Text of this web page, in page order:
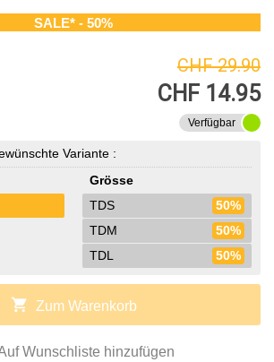
SALE* - 50%
CHF 29.90
CHF 14.95
Verfügbar
Variante :
Grösse
TDS
50%
TDM
50%
TDL
50%
shopping_cart Zum Warenkorb
Wunschliste hinzufügen